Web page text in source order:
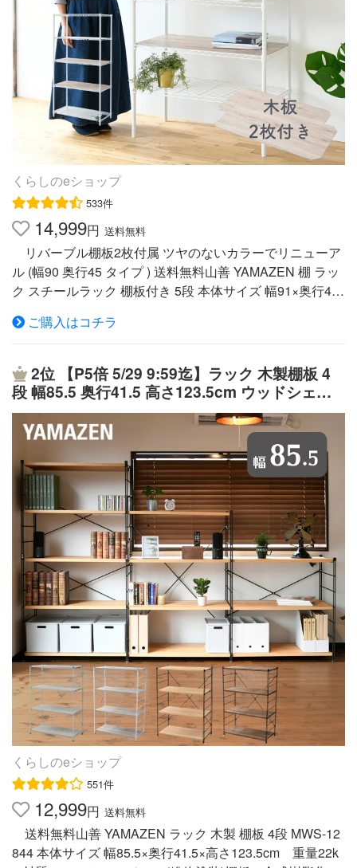
くらしのeショップ
533件
14,999円 送料無料
リバーブル棚板2枚付属 ツヤのないカラーでリニューア
ル (幅90 奥行45 タイプ ) 送料無料山善 YAMAZEN 棚 ラッ
ク スチールラック 棚板付き 5段 本体サイズ 幅91×奥行46
ッドボード：合成樹脂化粧繊維板(塩化ビニル樹脂)アジャ
スター：ナイロンテーパースリーブ：ABS樹脂 仕様 ●原
産国：台湾●組立品です●組立時間：約20-30分 商品説明 ●
頑丈でシンプルなスチールタイプのラック●リバーシブル
タイプの木製の棚板2枚が付属●棚位置を2.5cm間隔で細か
く設定可能●棚板1段あたり約75kg耐荷重のしっかりモデ
ル●付属の棚板は、汚れをお手入れしやすい合成樹脂コー
ティング仕様●脚部にはアジャスターが付いてガタツキを
緩和●支柱直径：約25mm●棚板サイズ：幅91 奥行46cm●
棚板有効内寸：幅84 奥行39cm（支柱の内側）※2020年2
月1日より棚板2枚を追加し、カラーをリニューアルしまし
た。 商品補足説明 YAMAZEN ヤマゼン 山善 通販 メタル
シェルフ メタル シェルフ ラック スチールラック スチー
ル 25mm スチールシェルフ メタルシェルフ ワイヤーラッ
ク キッチン クローゼット 子供部屋 玄関 収納 収納家具 ラ
ック ディスプレイラック フリーラック オープンラック
テレビ台 TV台 テレビラック TVラック AVラック キッチ
ンラック リビングボード 多目的ラック 多目的棚 棚71170/
WH 71171/BK合わせて使うと便利なアイテム インテリア
ランキング
ご購入はコチラ
2位
【P5倍 5/29 9:59迄】ラック 木製棚板 4
段 幅85.5 奥行41.5 高さ123.5cm ウッドシェル
フ ディスプレイラック ワイヤーラック 棚 オー
プンラック シェルフ 棚 収納 リビング 子供部屋
キッチン 洗面所 山善 YAMAZEN 【送料無料】
くらしのeショップ
551件
12,999円 送料無料
送料無料山善 YAMAZEN ラック 木製 棚板 4段 MWS-12
844 本体サイズ 幅85.5×奥行41.5×高さ123.5cm 重量22k